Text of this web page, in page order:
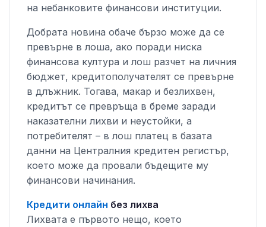
на небанковите финансови институции.
Добрата новина обаче бързо може да се
превърне в лоша, ако поради ниска
финансова култура и лош разчет на личния
бюджет, кредитополучателят се превърне
в длъжник. Тогава, макар и безлихвен,
кредитът се превръща в бреме заради
наказателни лихви и неустойки, а
потребителят – в лош платец в базата
данни на Централния кредитен регистър,
което може да провали бъдещите му
финансови начинания.
Кредити онлайн без лихва
Лихвата е първото нещо, което